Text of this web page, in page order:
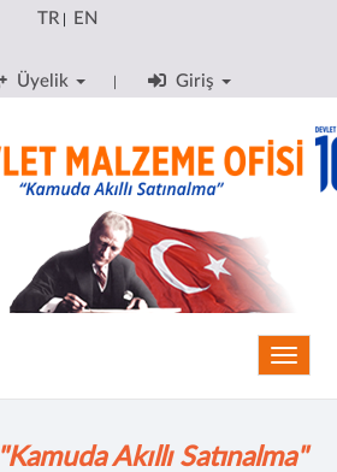
TR| EN
Üyelik Giriş
"Kamuda Akıllı Satınalma"